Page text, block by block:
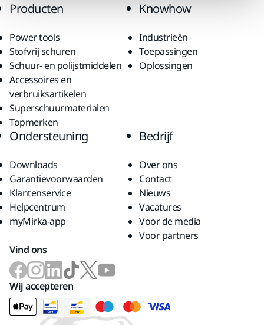
Producten
Power tools
Stofvrij schuren
Schuur- en polijstmiddelen
Accessoires en
verbruiksartikelen
Superschuurmaterialen
Topmerken
Knowhow
Industrieën
Toepassingen
Oplossingen
Ondersteuning
Downloads
Garantievoorwaarden
Klantenservice
Helpcentrum
myMirka-app
Bedrijf
Over ons
Contact
Nieuws
Vacatures
Voor de media
Voor partners
Vind ons
Wij accepteren